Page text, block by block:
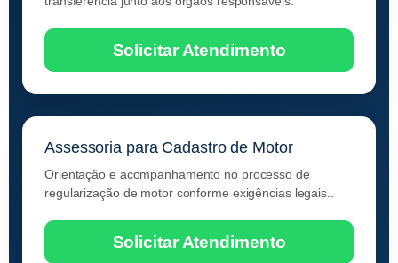
Solicitar Atendimento
Assessoria para Cadastro de Motor
Orientação e acompanhamento no processo de
regularização de motor conforme exigências legais..
Solicitar Atendimento